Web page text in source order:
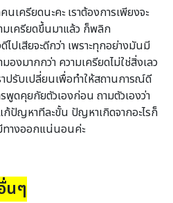
เครียดนะคะ เราต้องการเพียงจะ
มเครียดขึ้นมาแล้ว ก็พลิก
ปเสียจะดีกว่า เพราะทุกอย่างมันมี
องมากกว่า ความเครียดไม่ใช่สิ่งเลว
รับเปลี่ยนเพื่อทำให้สถานการณ์ดี
พูดคุยกัยตัวเองก่อน ถามตัวเองว่า
ก้ปัญหาทีละขั้น ปัญหาเกิดจากอะไรก็
างออกแน่นอนค่ะ
นๆ